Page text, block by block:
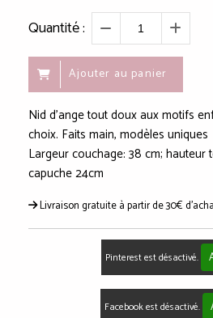
Quantité :
Ajouter au panier
Nid d'ange tout doux aux motifs
choix. Faits main, modèles uniques
Largeur couchage: 38 cm;
capuche 24cm
Livraison gratuite à partir de 30€
Pinterest est désactivé.
Facebook est désactivé.